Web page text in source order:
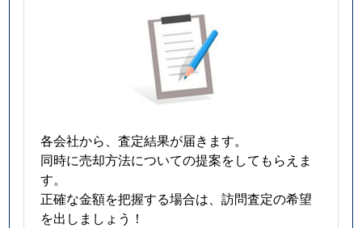
各会社から、査定結果が届きます。
同時に売却方法についての提案をしてもらえま
す。
正確な金額を把握する場合は、訪問査定の希望
を出しましょう！